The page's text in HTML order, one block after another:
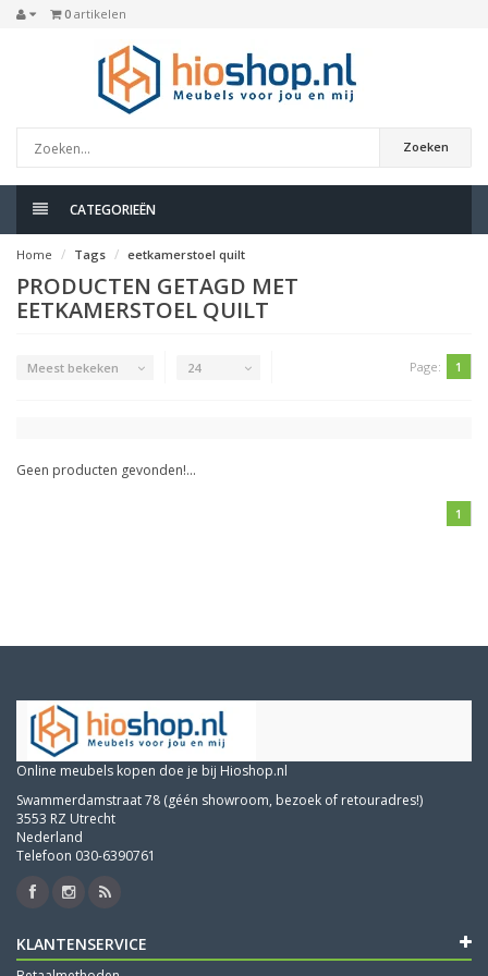
0 artikelen
Zoeken
CATEGORIEËN
Home Tags eetkamerstoel quilt
PRODUCTEN GETAGD MET
EETKAMERSTOEL QUILT
Meest bekeken 24 Page: 1
Geen producten gevonden!...
1
Online meubels kopen doe je bij Hioshop.nl
Swammerdamstraat 78 (géén showroom, bezoek of retouradres!)
3553 RZ Utrecht
Nederland
Telefoon 030-6390761
KLANTENSERVICE